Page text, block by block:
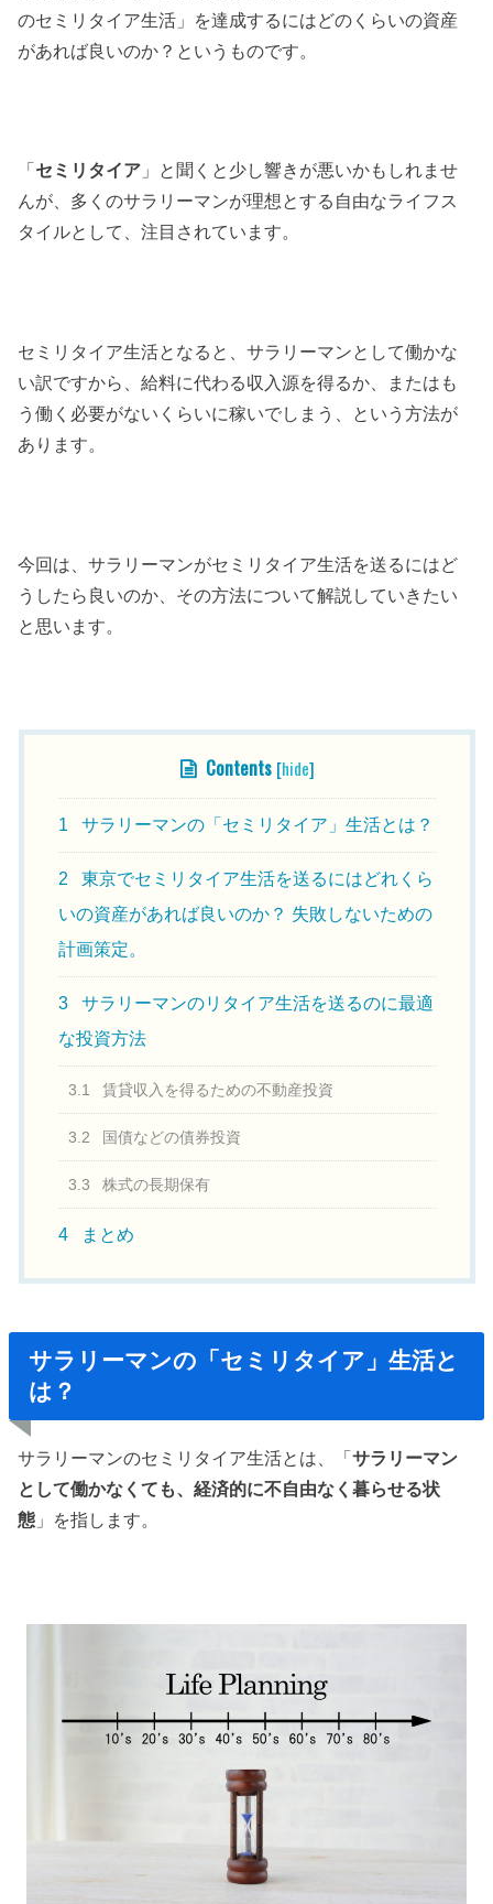
のセミリタイア生活」を達成するにはどのくらいの資産
があれば良いのか？というものです。
「セミリタイア 」と聞くと少し響きが悪いかもしれませ
んが、多くのサラリーマンが理想とする自由なライフス
タイルとして、注目されています。
セミリタイア生活となると、サラリーマンとして働かな
い訳ですから、給料に代わる収入源を得るか、またはも
う働く必要がないくらいに稼いでしまう、という方法が
あります。
今回は、サラリーマンがセミリタイア生活を送るにはど
うしたら良いのか、その方法について解説していきたい
と思います。
Contents [hide]
1 サラリーマンの「セミリタイア」生活とは？
2
東京でセミリタイア生活を送るにはどれくら
いの資産があれば良いのか？ 失敗しないための
計画策定。
3
サラリーマンのリタイア生活を送るのに最適
な投資方法
3.1 賃貸収入を得るための不動産投資
3.2 国債などの債券投資
3.3 株式の長期保有
4 まとめ
サラリーマンの「セミリタイア」生活と
は？
サラリーマンのセミリタイア生活とは、「サラリーマン
として働かなくても、経済的に不自由なく暮らせる状
態 」を指します。